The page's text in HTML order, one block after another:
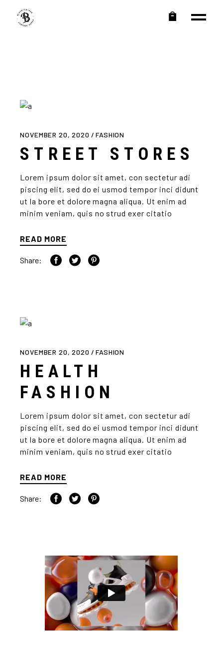
NOVEMBER 20, 2020 FASHION
STREET STORES
Lorem ipsum dolor sit amet, con sectetur adi
piscing elit, sed do ei usmod tempor inci didunt
ut la bore et dolore magna aliqua. Ut enim ad
minim veniam, quis no strud exer citatio
READ MORE
Share:
NOVEMBER 20, 2020 FASHION
HEALTH
FASHION
Lorem ipsum dolor sit amet, con sectetur adi
piscing elit, sed do ei usmod tempor inci didunt
ut la bore et dolore magna aliqua. Ut enim ad
minim veniam, quis no strud exer citatio
READ MORE
Share: